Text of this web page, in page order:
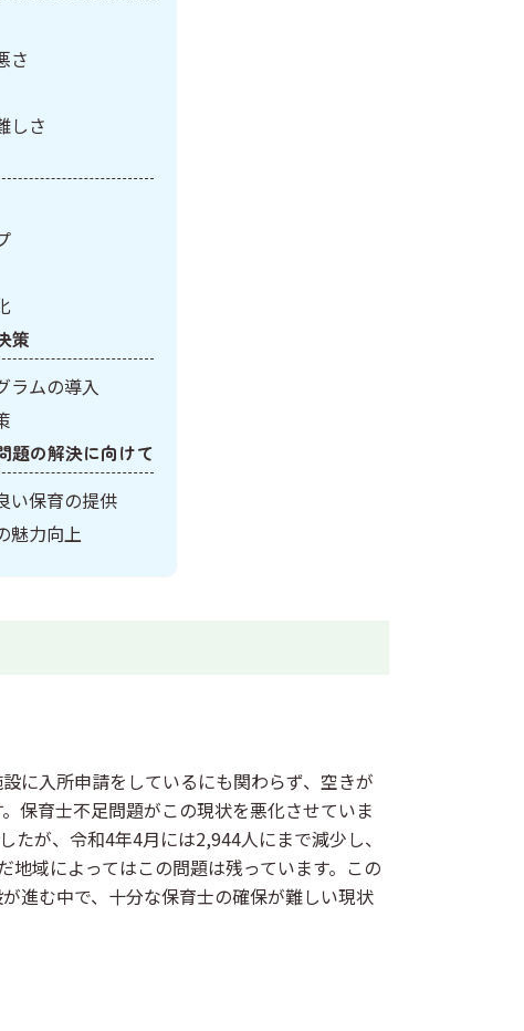
さ
しさ
策
ラムの導入
題の解決に向けて
い保育の提供
魅力向上
に入所申請をしているにも関わらず、空きが
保育士不足問題がこの現状を悪化させていま
が、令和4年4月には2,944人にまで減少し、
域によってはこの問題は残っています。この
進む中で、十分な保育士の確保が難しい現状